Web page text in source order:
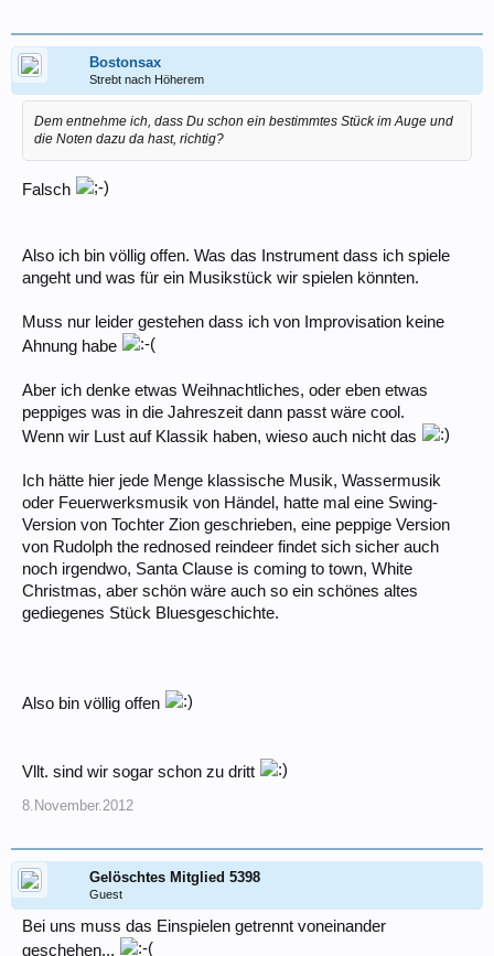
Bostonsax
Strebt nach Höherem
Dem entnehme ich, dass Du schon ein bestimmtes Stück im Auge und
die Noten dazu da hast, richtig?
Falsch
Also ich bin völlig offen. Was das Instrument dass ich spiele
angeht und was für ein Musikstück wir spielen könnten.
Muss nur leider gestehen dass ich von Improvisation keine
Ahnung habe
Aber ich denke etwas Weihnachtliches, oder eben etwas
peppiges was in die Jahreszeit dann passt wäre cool.
Wenn wir Lust auf Klassik haben, wieso auch nicht das
Ich hätte hier jede Menge klassische Musik, Wassermusik
oder Feuerwerksmusik von Händel, hatte mal eine Swing-
Version von Tochter Zion geschrieben, eine peppige Version
von Rudolph the rednosed reindeer findet sich sicher auch
noch irgendwo, Santa Clause is coming to town, White
Christmas, aber schön wäre auch so ein schönes altes
gediegenes Stück Bluesgeschichte.
Also bin völlig offen
Vllt. sind wir sogar schon zu dritt
8.November.2012
Gelöschtes Mitglied 5398
Guest
Bei uns muss das Einspielen getrennt voneinander
geschehen...